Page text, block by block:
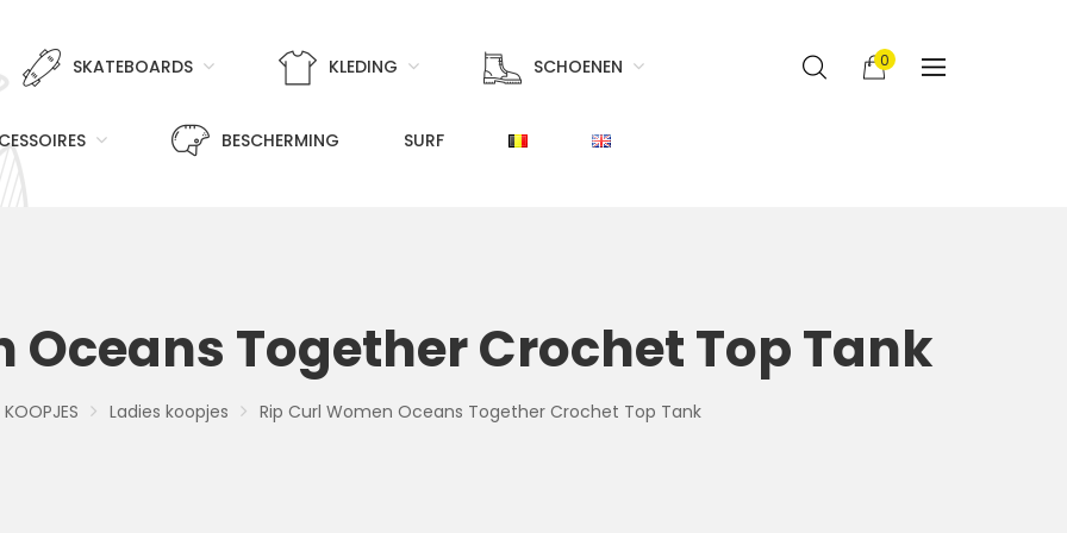
SKATEBOARDS KLEDING SCHOENEN
BESCHERMING SURF
0
Oceans Together Crochet Top Tank
KOOPJES Ladies koopjes Rip Curl Women Oceans Together Crochet Top Tank